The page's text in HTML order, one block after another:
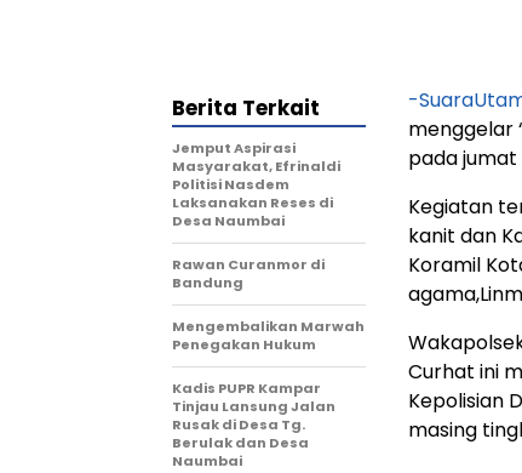
-
menggelar
pada jumat
Kegiatan
kanit dan
Koramil
Curhat ini
Kepolisian
masing
Berita Terkait
Jemput Aspirasi
Masyarakat, Efrinaldi
Politisi Nasdem
Laksanakan Reses di
Desa Naumbai
Rawan Curanmor di
Bandung
Mengembalikan Marwah
Penegakan Hukum
Kadis PUPR Kampar
Tinjau Lansung Jalan
Rusak di Desa Tg.
Berulak dan Desa
Naumbai